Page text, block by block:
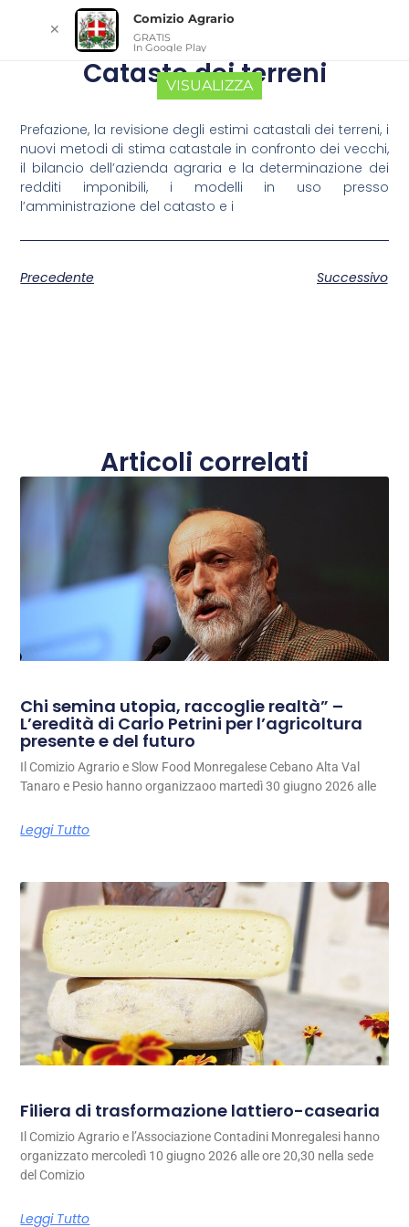
Catasto dei terreni
Prefazione, la revisione degli estimi catastali dei terreni, i
nuovi metodi di stima catastale in confronto dei vecchi,
il bilancio dell’azienda agraria e la determinazione dei
redditi imponibili, i modelli in uso presso
l’amministrazione del catasto e i
Precedente Successivo
Articoli correlati
Chi semina utopia, raccoglie realtà” –
L’eredità di Carlo Petrini per l’agricoltura
presente e del futuro
Il Comizio Agrario e Slow Food Monregalese Cebano Alta Val
Tanaro e Pesio hanno organizzaoo martedì 30 giugno 2026 alle
Leggi Tutto
Filiera di trasformazione lattiero-casearia
Il Comizio Agrario e l’Associazione Contadini Monregalesi hanno
organizzato mercoledì 10 giugno 2026 alle ore 20,30 nella sede
del Comizio
Leggi Tutto
✕
Comizio Agrario
GRATIS
In Google Play
VISUALIZZA